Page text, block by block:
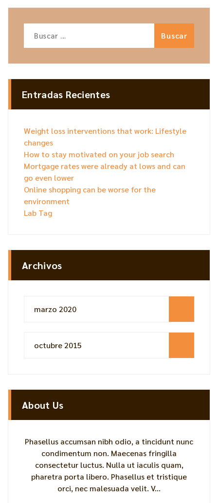
Entradas Recientes
Weight loss interventions that work: Lifestyle
changes
How to stay motivated on your job search
Mortgage rates were already at lows and can
go even lower
Online shopping can be worse for the
environment
Lab Tag
Archivos
marzo 2020
octubre 2015
About Us
Phasellus accumsan nibh odio, a tincidunt nunc
condimentum non. Maecenas fringilla
consectetur luctus. Nulla ut iaculis quam,
pharetra porta libero. Phasellus et tristique
orci, nec malesuada velit. V...